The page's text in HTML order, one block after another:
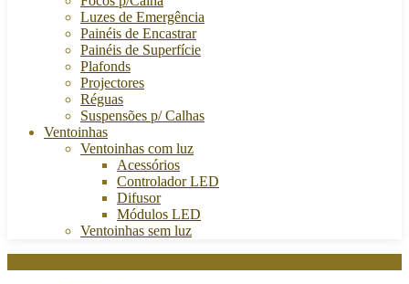
Luzes de Emergência
Painéis de Encastrar
Painéis de Superfície
Plafonds
Projectores
Réguas
Suspensões p/ Calhas
Ventoinhas
Ventoinhas com luz
Acessórios
Controlador LED
Difusor
Módulos LED
Ventoinhas sem luz